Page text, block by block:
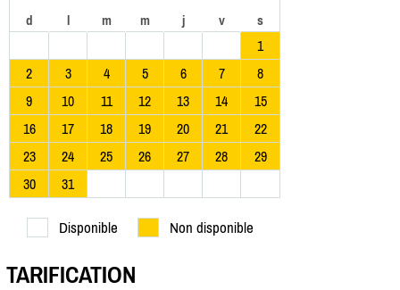
d l m m j v s
1
2
3 4 5 6 7
8
9
10 11 12 13 14
15
16
17 18 19 20 21
22
23
24 25 26 27 28
29
30
31
Disponible Non disponible
TARIFICATION